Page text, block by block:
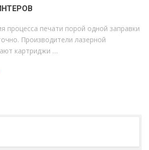
процесса печати порой одной заправки
Производители лазерной
картриджи …